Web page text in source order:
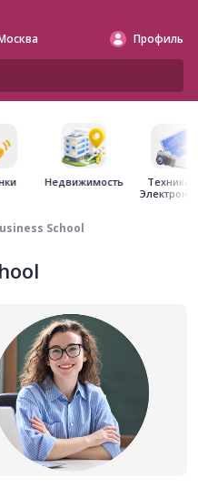
Профиль
Недвижимость
Техника
School